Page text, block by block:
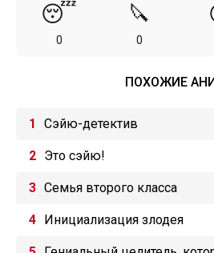
😴
0
🔪
0
ПОХОЖИЕ
Сэйю-детектив
Это сэйю!
Семья второго класса
Инициализация злодея